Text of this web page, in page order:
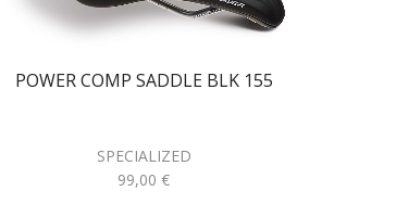
POWER COMP SADDLE BLK 155
SPECIALIZED
99,00€